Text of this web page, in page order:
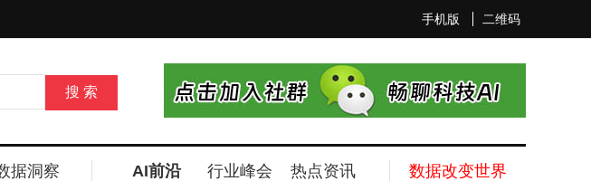
手机版 二维码
据洞察 AI前沿 行业峰会 热点资讯 数据改变世界
高盛CEO所罗门：AI热潮持续需信心支撑，落地节奏或比预期慢
孙正义身家超千亿登顶亚洲首富 软银股价暴涨背后的投资逻辑解析